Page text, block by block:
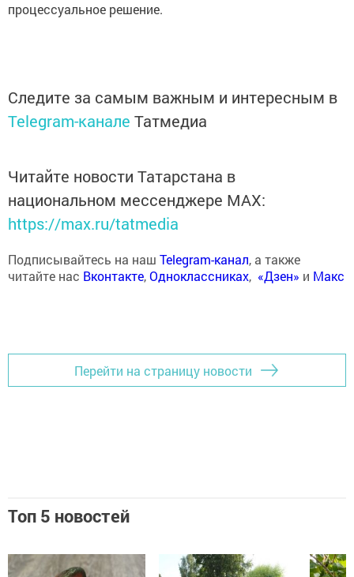
процессуальное решение.
Следите за самым важным и интересным в
Telegram-канале Татмедиа
Читайте новости Татарстана в
национальном мессенджере MАХ:
https://max.ru/tatmedia
Подписывайтесь на наш Telegram-канал, а также
читайте нас Вконтакте,Одноклассниках, «Дзен» и Макс
Перейти на страницу новости
Топ 5 новостей